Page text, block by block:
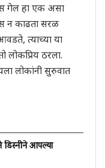
गेल हा एक असा
न काढता सरळ
त्याच्या या
लोकप्रिय ठरला.
लोकांनी सुरुवात
डिस्नीने आपल्या